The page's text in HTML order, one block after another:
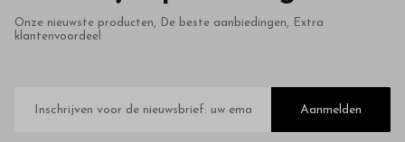
Onze nieuwste producten, De beste aanbiedingen, Extra
klantenvoordeel
mailadres
Aanmelden